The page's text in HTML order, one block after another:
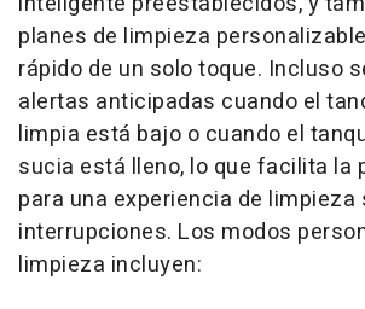
planes de limpieza
rápido de un solo toque. Incluso
alertas anticipadas cuando el
limpia está bajo o cuando el
sucia está lleno, lo que facilita la
para una experiencia de limpieza
interrupciones. Los modos
limpieza incluyen: